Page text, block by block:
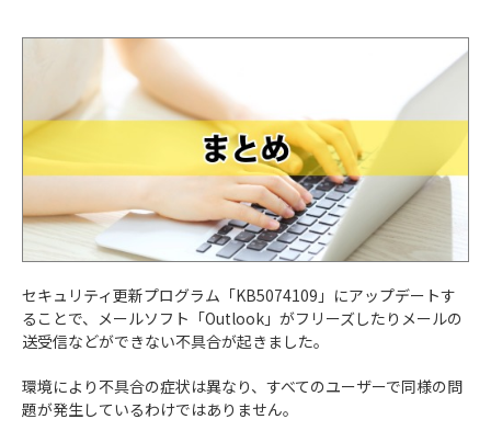
セキュリティ更新プログラム「KB5074109」にアップデートす
ることで、メールソフト「Outlook」がフリーズしたりメールの
送受信などができない不具合が起きました。
環境により不具合の症状は異なり、すべてのユーザーで同様の問
題が発生しているわけではありません。